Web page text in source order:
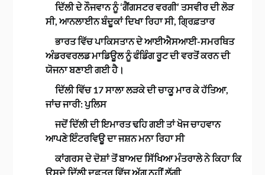
ਦਿੱਲੀ ਦੇ ਨੌਜਵਾਨ ਨੂੰ ‘ਗੈਂਗਸਟਰ ਵਰਗੀ’ ਤਸਵੀਰ ਦੀ ਲੋੜ
ਸੀ, ਆਨਲਾਈਨ ਬੰਦੂਕਾਂ ਦਿਖਾ ਰਿਹਾ ਸੀ, ਗ੍ਰਿਫ਼ਤਾਰ
ਭਾਰਤ ਵਿੱਚ ਪਾਕਿਸਤਾਨ ਦੇ ਆਈਐਸਆਈ-ਸਮਰਥਿਤ
ਅੰਡਰਵਰਲਡ ਮਾਡਿਊਲ ਨੂੰ ਫੰਡਿੰਗ ਰੂਟ ਦੀ ਵਰਤੋਂ ਕਰਨ ਦੀ
ਯੋਜਨਾ ਬਣਾਈ ਗਈ ਹੈ।
ਦਿੱਲੀ ਵਿੱਚ 17 ਸਾਲਾ ਲੜਕੇ ਦੀ ਚਾਕੂ ਮਾਰ ਕੇ ਹੱਤਿਆ,
ਜਾਂਚ ਜਾਰੀ: ਪੁਲਿਸ
ਜਦੋਂ ਦਿੱਲੀ ਦੀ ਇਮਾਰਤ ਢਹਿ ਗਈ ਤਾਂ ਖੋਜ ਚਾਹਵਾਨ
ਆਪਣੇ ਇੰਟਰਵਿਊ ਦਾ ਜਸ਼ਨ ਮਨਾ ਰਿਹਾ ਸੀ
ਕਾਂਗਰਸ ਦੇ ਦੋਸ਼ਾਂ ਤੋਂ ਬਾਅਦ ਸਿੱਖਿਆ ਮੰਤਰਾਲੇ ਨੇ ਕਿਹਾ ਕਿ
ਉਸਦੇ ਦਿੱਲੀ ਦਫ਼ਤਰ ਵਿੱਚ ਅੱਗ ਨਹੀਂ ਲੱਗੀ